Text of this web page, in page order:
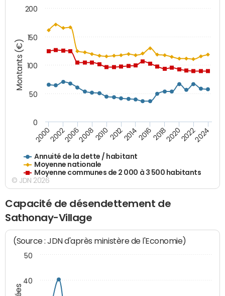
Montants (€)
Annuité de la dette / habitant
Moyenne nationale
Moyenne communes de 2 000 à 3 500 habitants
200020022006200820102012201420162018202020222024
0
50
100
150
200
© JDN 2026
Capacité de désendettement de
Sathonay-Village
(Source : JDN d'après ministère de l'Economie)
40
50